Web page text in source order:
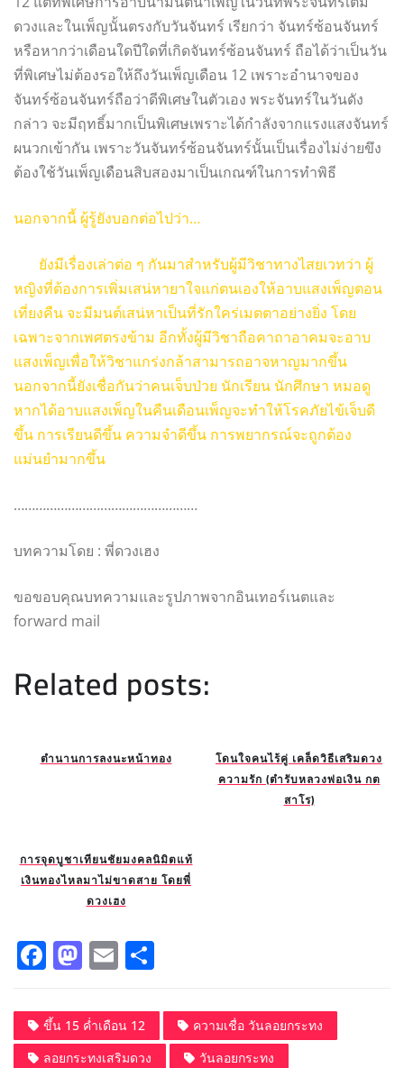
ดวงและในเพ็ญนั้นตรงกับวันจันทร์ เรียกว่า จันทร์ซ้อนจันทร์
หรือหากว่าเดือนใดปีใดที่เกิดจันทร์ซ้อนจันทร์ ถือได้ว่าเป็นวัน
ที่พิเศษไม่ต้องรอให้ถึงวันเพ็ญเดือน 12 เพราะอำนาจของ
จันทร์ซ้อนจันทร์ถือว่าดีพิเศษในตัวเอง พระจันทร์ในวันดัง
กล่าว จะมีฤทธิ์มากเป็นพิเศษเพราะได้กำลังจากแรงแสงจันทร์
ผนวกเข้ากัน เพราะวันจันทร์ซ้อนจันทร์นั้นเป็นเรื่องไม่ง่ายขึง
ต้องใช้วันเพ็ญเดือนสิบสองมาเป็นเกณฑ์ในการทำพิธี
นอกจากนี้ ผู้รู้ยังบอกต่อไปว่า…
ยังมีเรื่องเล่าต่อ ๆ กันมาสำหรับผู้มีวิชาทางไสยเวทว่า ผู้
หญิงที่ต้องการเพิ่มเสน่หายาใจแก่ตนเองให้อาบแสงเพ็ญตอน
เที่ยงคืน จะมีมนต์เสน่หาเป็นที่รักใคร่เมตตาอย่างยิ่ง โดย
เฉพาะจากเพศตรงข้าม อีกทั้งผู้มีวิชาถือคาถาอาคมจะอาบ
แสงเพ็ญเพื่อให้วิชาแกร่งกล้าสามารถอาจหาญมากขึ้น
นอกจากนี้ยังเชื่อกันว่าคนเจ็บป่วย นักเรียน นักศึกษา หมอดู
หากได้อาบแสงเพ็ญในคืนเดือนเพ็ญจะทำให้โรคภัยไข้เจ็บดี
ขึ้น การเรียนดีขึ้น ความจำดีขึ้น การพยากรณ์จะถูกต้อง
แม่นยำมากขึ้น
……………………………………………
บทความโดย : พี่ดวงเฮง
ขอขอบคุณบทความและรูปภาพจากอินเทอร์เนตและ
forward mail
Related posts:
ตำนานการลงนะหน้าทอง
โดนใจคนไร้คู่ เคล็ดวิธีเสริมดวง
ความรัก (ตำรับหลวงพ่อเงิน กต
สาโร)
การจุดบูชาเทียนชัยมงคลนิมิตแท้
เงินทองไหลมาไม่ขาดสาย โดยพี่
ดวงเฮง
F
c
e
M
st
o
E
ai
l
a
re
ขึ้น 15 ค่ำเดือน 12
ความเชื่อ วันลอยกระทง
ลอยกระทงเสริมดวง
วันลอยกระทง